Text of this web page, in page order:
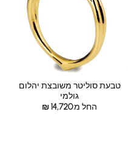
טבעת סוליטר משובצת יהלום
גולמי
החל מ:
₪14,720